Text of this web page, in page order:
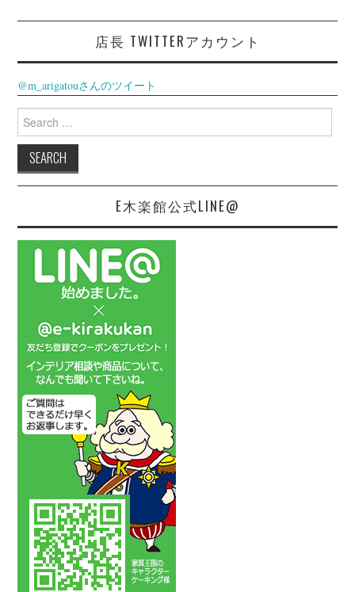
店長 TWITTERアカウント
@m_arigatouさんのツイート
Search
for:
E木楽館公式LINE@